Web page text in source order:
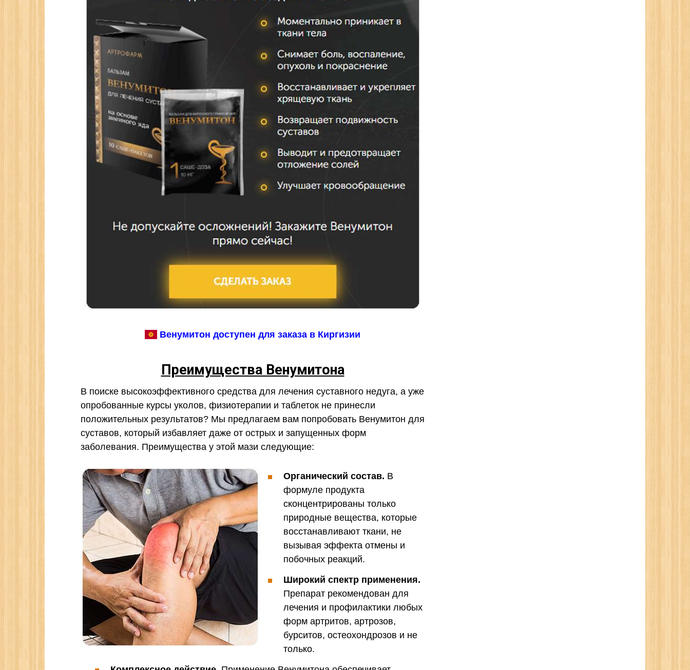
Венумитон доступен для заказа в Киргизии
Преимущества Венумитона
В поиске высокоэффективного средства для лечения суставного недуга, а уже
опробованные курсы уколов, физиотерапии и таблеток не принесли
положительных результатов? Мы предлагаем вам попробовать Венумитон для
суставов, который избавляет даже от острых и запущенных форм
заболевания. Преимущества у этой мази следующие:
Органический состав. В
формуле продукта
сконцентрированы только
природные вещества, которые
восстанавливают ткани, не
вызывая эффекта отмены и
побочных реакций.
Широкий спектр применения.
Препарат рекомендован для
лечения и профилактики любых
форм артритов, артрозов,
бурситов, остеохондрозов и не
только.